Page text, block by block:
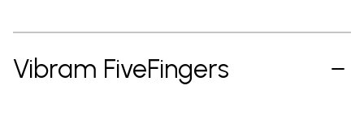
Vibram FiveFingers